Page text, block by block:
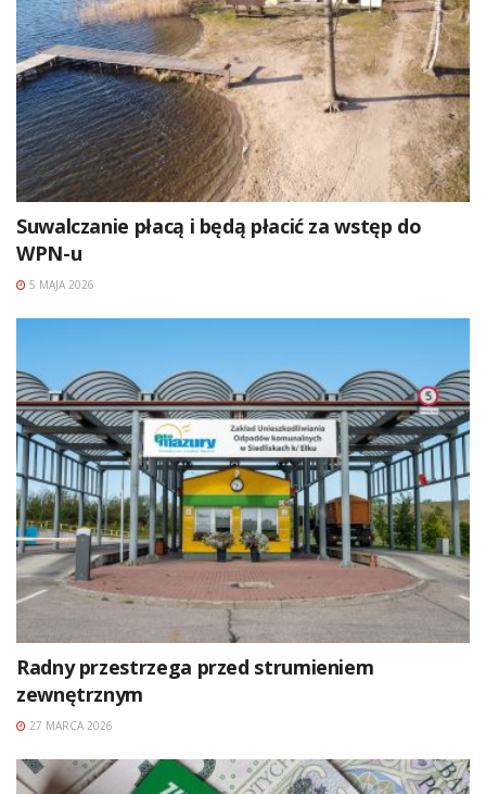
Suwalczanie płacą i będą płacić za wstęp do
WPN-u
5 MAJA 2026
Radny przestrzega przed strumieniem
zewnętrznym
27 MARCA 2026